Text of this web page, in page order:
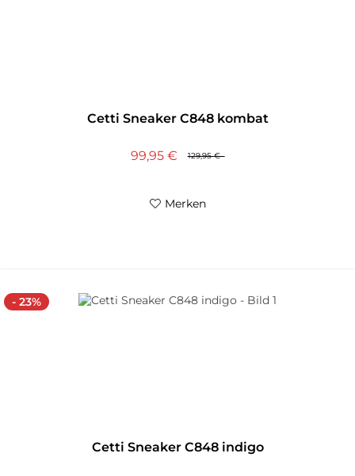
Cetti Sneaker C848 kombat
129,95 €
99,95 €
Merken
- 23%
Cetti Sneaker C848 indigo